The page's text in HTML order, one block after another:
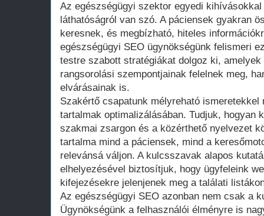
Az egészségügyi szektor egyedi
láthatóságról van szó. A páciensek gyakran
keresnek, és megbízható, hiteles
egészségügyi SEO ügynökségünk felismeri
testre szabott stratégiákat dolgoz ki,
rangsorolási szempontjainak felelnek meg,
elvárásainak is.
Szakértő csapatunk mélyreható
tartalmak optimalizálásában. Tudjuk, hogyan
szakmai zsargon és a közérthető nyelvezet
tartalma mind a páciensek, mind a
relevánsá váljon. A kulcsszavak alapos
elhelyezésével biztosítjuk, hogy ügyfeleink
kifejezésekre jelenjenek meg a találati
Az egészségügyi SEO azonban nem csak a
Ügynökségünk a felhasználói élményre is